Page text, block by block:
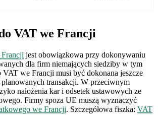
VAT we Francji
jest obowiązkowa przy dokonywaniu
dla firm niemających siedziby w tym
VAT we Francji musi być dokonana jeszcze
planowanych transakcji. W przeciwnym
nałożenia kar i odsetek ustawowych ze
Firmy spoza UE muszą wyznaczyć
we Francji. Szczegółowa fiszka: VAT